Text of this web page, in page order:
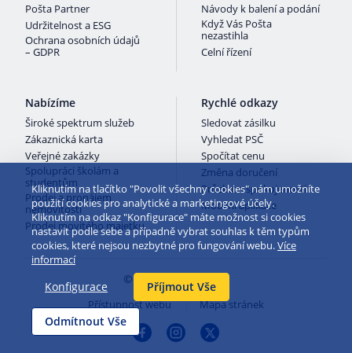
Pošta Partner
Udržitelnost a ESG
Ochrana osobních údajů
– GDPR
Návody k balení a podání
Když Vás Pošta
nezastihla
Celní řízení
Nabízíme
Široké spektrum služeb
Zákaznická karta
Veřejné zakázky
Spolupráci školám a
studentům
Prodej a pronájem
nemovitostí
Prodej movitého majetku
Rychlé odkazy
Sledovat zásilku
Vyhledat PSČ
Spočítat cenu
Změna doručení
Průzkum spokojenosti
Mobilní aplikace
© 2026 Česká pošta
Přístupnost webu Mapa stránek
Kliknutím na tlačítko "Povolit všechny cookies" nám umožníte
použití cookies pro analytické a marketingové účely.
Kliknutím na odkaz "Konfigurace" máte možnost si cookies
nastavit podle sebe a případně vybrat souhlas k těm typům
cookies, které nejsou nezbytné pro fungování webu.Více
informací
Konfigurace Příjmout Vše
Odmítnout Vše